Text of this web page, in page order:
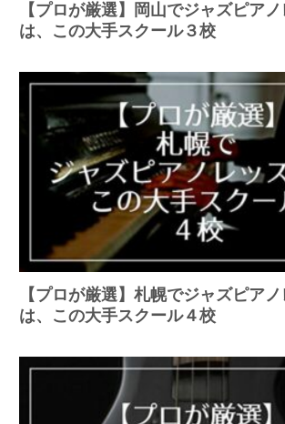
【プロが厳選】岡山でジャズピア
は、この大手スクール３校
【プロが厳選】札幌でジャズピア
は、この大手スクール４校